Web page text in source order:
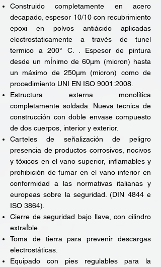
Construido completamente en acero
decapado, espesor 10/10 con recubrimiento
epoxi en polvos antiácido aplicadas
electrostaticamente a través de tunel
termico a 200° C. . Espesor de pintura
desde un mÍnimo de 60μm (micron) hasta
un máximo de 250μm (micron) como de
procedimiento UNI EN ISO 9001:2008.
Estructura externa monolítica
completamente soldada. Nueva tecnica de
construcción con doble envase compuesto
de dos cuerpos, interior y exterior.
Carteles de señalización de peligro
presencia de productos corrosivos, nocivos
y tóxicos en el vano superior, inflamables y
prohibición de fumar en el vano inferior en
conformidad a las normativas italianas y
europeas sobre la seguridad. (DIN 4844 e
ISO 3864).
Cierre de seguridad bajo llave, con cilindro
extraÍble.
Toma de tierra para prevenir descargas
electrostáticas.
Equipado con pies regulables para la